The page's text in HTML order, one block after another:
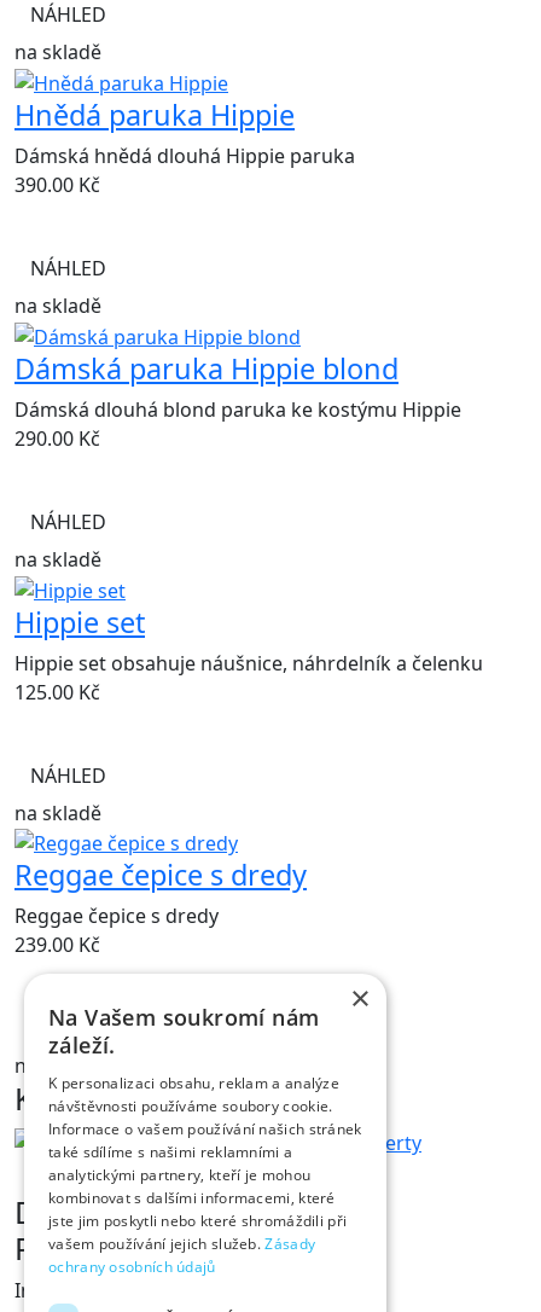
NÁHLED
na skladě
Hnědá paruka Hippie
Dámská hnědá dlouhá Hippie paruka
390.00 Kč
NÁHLED
na skladě
Dámská paruka Hippie blond
Dámská dlouhá blond paruka ke kostýmu Hippie
290.00 Kč
NÁHLED
na skladě
Hippie set
Hippie set obsahuje náušnice, náhrdelník a čelenku
125.00 Kč
NÁHLED
na skladě
Reggae čepice s dredy
Reggae čepice s dredy
239.00 Kč
NÁHLED
na skladě
Kontakt
Dárky s vtipem
Prodejna Fóry a žerty
Ing. Václav Pícha
×
Na Vašem soukromí nám
záleží.
K personalizaci obsahu, reklam a analýze
návštěvnosti používáme soubory cookie.
Informace o vašem používání našich stránek
také sdílíme s našimi reklamními a
analytickými partnery, kteří je mohou
kombinovat s dalšími informacemi, které
jste jim poskytli nebo které shromáždili při
vašem používání jejich služeb.Zásady
ochrany osobních údajů